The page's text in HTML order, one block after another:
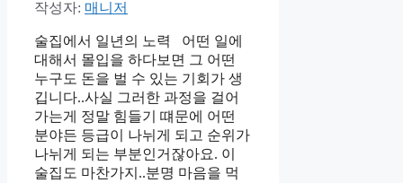
작성자: 매니저
술집에서 일년의 노력 어떤 일에
대해서 몰입을 하다보면 그 어떤
누구도 돈을 벌 수 있는 기회가 생
깁니다..사실 그러한 과정을 걸어
가는게 정말 힘들기 떄문에 어떤
분야든 등급이 나뉘게 되고 순위가
나뉘게 되는 부분인거잖아요. 이
술집도 마찬가지..분명 마음을 먹